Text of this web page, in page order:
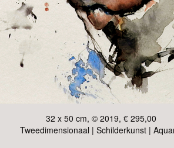
32 x 50 cm, © 2019, € 295,00
Tweedimensionaal | Schilderkunst |